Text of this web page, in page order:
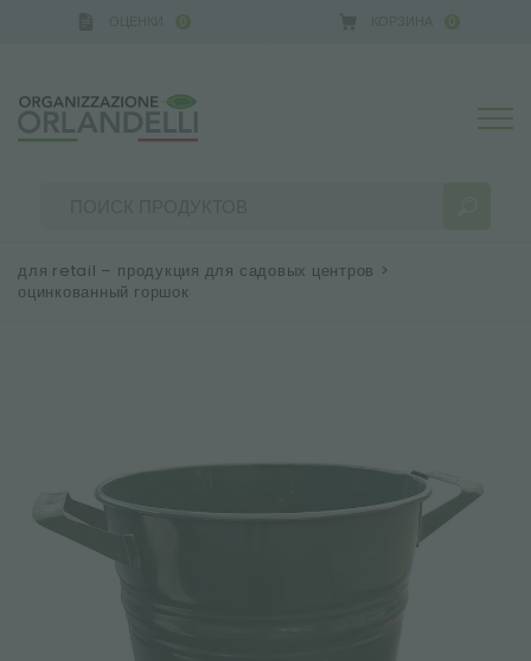
0 0
БОЛЬШЕ РЕЗУЛЬТАТОВ ДЛЯ ВАС:
для retail – продукция для садовых центров >
оцинкованный горшок